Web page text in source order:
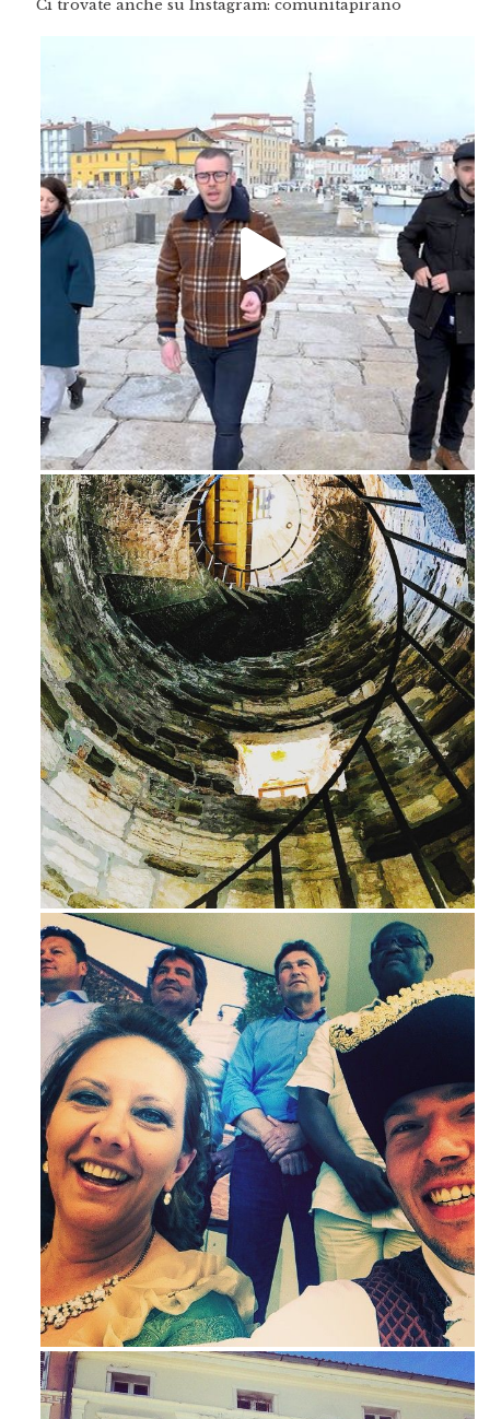
Ci trovate anche su Instagram: comunitapirano
Feb 16
Ago 3
Mag 23